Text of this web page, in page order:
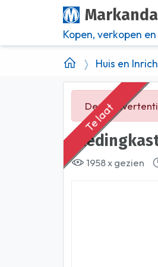
Markanda
Kopen, verkopen
Huis en
Te laat
Deze
1958 x gezien